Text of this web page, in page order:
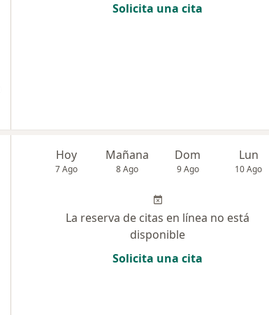
Solicita una cita
Hoy
7 Ago
Mañana
8 Ago
Dom
9 Ago
Lun
10 Ago
La reserva de citas en línea no está
disponible
Solicita una cita